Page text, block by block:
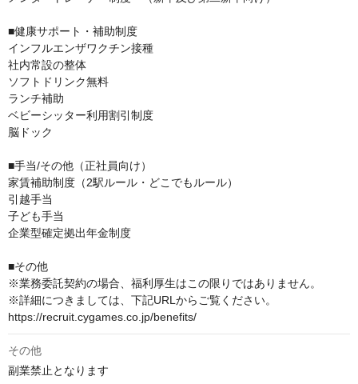
■健康サポート・補助制度
インフルエンザワクチン接種
社内常設の整体
ソフトドリンク無料
ランチ補助
ベビーシッター利用割引制度
脳ドック
■手当/その他（正社員向け）
家賃補助制度（2駅ルール・どこでもルール）
引越手当
子ども手当
企業型確定拠出年金制度
■その他
※業務委託契約の場合、福利厚生はこの限りではありません。
※詳細につきましては、下記URLからご覧ください。
https://recruit.cygames.co.jp/benefits/
その他
副業禁止となります